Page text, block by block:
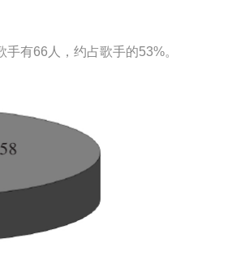
有66人，约占歌手的53%。